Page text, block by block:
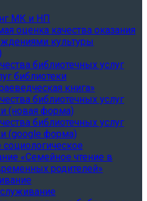
МК и НП
оценка качества оказания
культуры
библиотечных услуг
библиотеки
книга»
библиотечных услуг
(новая форма)
библиотечных услуг
(google форма)
социологическое
«Семейное чтение в
родителей»